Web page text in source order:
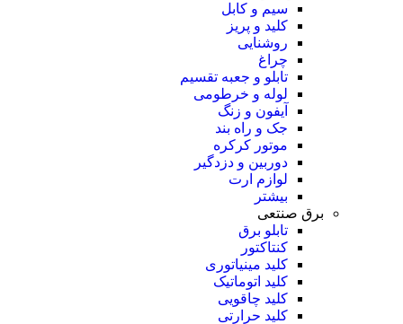
سیم و کابل
کلید و پریز
روشنایی
چراغ
تابلو و جعبه تقسیم
لوله و خرطومی
آیفون و زنگ
جک و راه بند
موتور کرکره
دوربین و دزدگیر
لوازم ارت
بیشتر
برق صنتعی
تابلو برق
کنتاکتور
کلید مینیاتوری
کلید اتوماتیک
کلید چاقویی
کلید حرارتی